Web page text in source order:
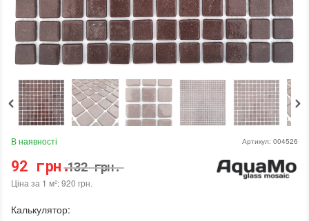
Артикул: 004526
В наявності
92 грн.132 грн.
Ціна за 1 м²: 920 грн.
Калькулятор: